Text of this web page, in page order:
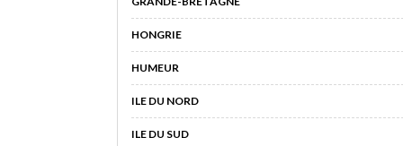
HONGRIE
HUMEUR
ILE DU NORD
ILE DU SUD